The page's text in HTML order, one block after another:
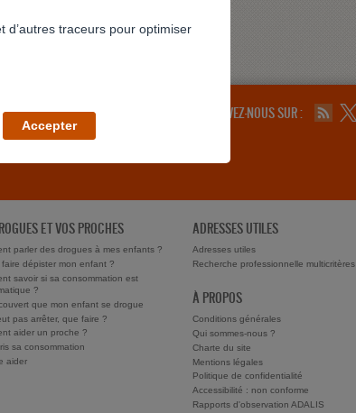
LA LISTE
SUIVEZ-NOUS SUR :
ET VOS PROCHES
parler des drogues à mes enfants ?
faire dépister mon enfant ?
savoir si sa consommation est
?
que mon enfant se drogue
pas arrêter, que faire ?
aider un proche ?
sa consommation
aider
ADRESSES UTILES
Adresses utiles
Recherche professionnelle multicritères
À PROPOS
Conditions générales
Qui sommes-nous ?
Charte du site
Mentions légales
Politique de confidentialité
Accessibilité : non conforme
Rapports d'observation ADALIS
d’autres traceurs pour optimiser
Accepter